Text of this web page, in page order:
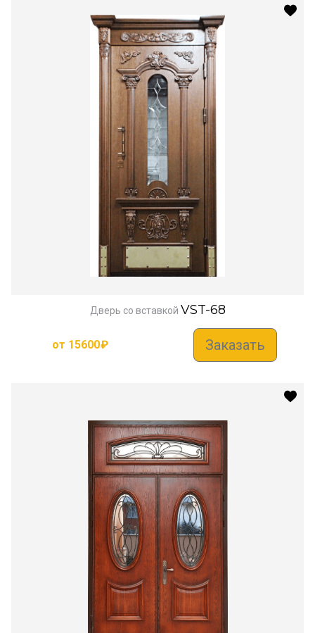
Дверь со вставкой VST-68
от 15600₽ Заказать